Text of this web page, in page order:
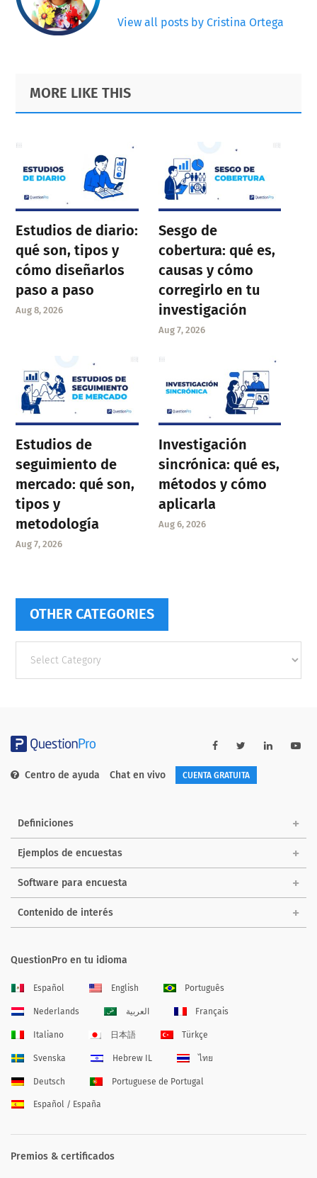
View all posts by Cristina Ortega
Primary
Sidebar
Footer
MORE LIKE THIS
Estudios de diario:
qué son, tipos y
cómo diseñarlos
paso a paso
Aug 8, 2026
Sesgo de
cobertura: qué es,
causas y cómo
corregirlo en tu
investigación
Aug 7, 2026
Estudios de
seguimiento de
mercado: qué son,
tipos y
metodología
Aug 7, 2026
Investigación
sincrónica: qué es,
métodos y cómo
aplicarla
Aug 6, 2026
OTHER CATEGORIES
categories
Centro de ayuda Chat en vivo CUENTA GRATUITA
Definiciones
Ejemplos de encuestas
Software para encuesta
Contenido de interés
QuestionPro en tu idioma
Español English Português
Nederlands العربية Français
Italiano 日本語 Türkçe
Svenska Hebrew IL ไทย
Deutsch Portuguese de Portugal
Español / España
Premios & certificados